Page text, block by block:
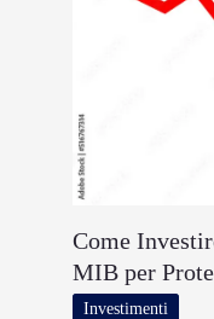
Come
MIB per
Investimenti